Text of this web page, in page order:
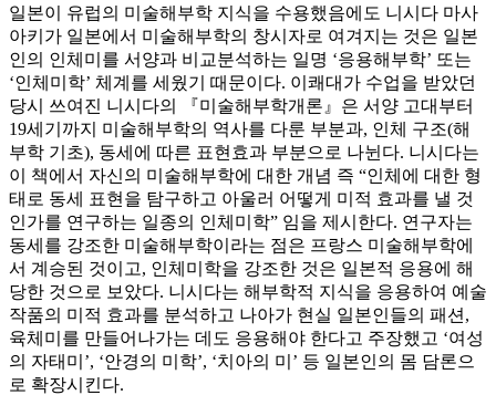
일본이 유럽의 미술해부학 지식을 수용했음에도 니시다 마사
아키가 일본에서 미술해부학의 창시자로 여겨지는 것은 일본
인의 인체미를 서양과 비교분석하는 일명 ‘응용해부학’ 또는
‘인체미학’ 체계를 세웠기 때문이다. 이쾌대가 수업을 받았던
당시 쓰여진 니시다의 『미술해부학개론』은 서양 고대부터
19세기까지 미술해부학의 역사를 다룬 부분과, 인체 구조(해
부학 기초), 동세에 따른 표현효과 부분으로 나뉜다. 니시다는
이 책에서 자신의 미술해부학에 대한 개념 즉 “인체에 대한 형
태로 동세 표현을 탐구하고 아울러 어떻게 미적 효과를 낼 것
인가를 연구하는 일종의 인체미학” 임을 제시한다. 연구자는
동세를 강조한 미술해부학이라는 점은 프랑스 미술해부학에
서 계승된 것이고, 인체미학을 강조한 것은 일본적 응용에 해
당한 것으로 보았다. 니시다는 해부학적 지식을 응용하여 예술
작품의 미적 효과를 분석하고 나아가 현실 일본인들의 패션,
육체미를 만들어나가는 데도 응용해야 한다고 주장했고 ‘여성
의 자태미’, ‘안경의 미학’, ‘치아의 미’ 등 일본인의 몸 담론으
로 확장시킨다.